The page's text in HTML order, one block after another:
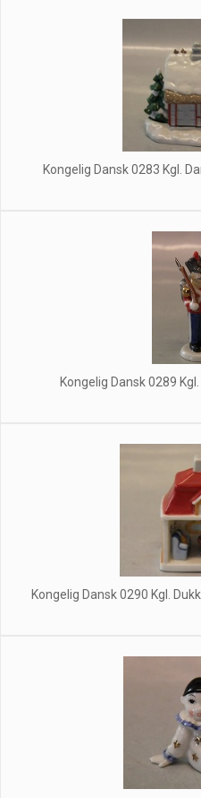
Kongelig Dansk 0283 Kgl.
Kongelig Dansk 0289
Kongelig Dansk 0290 Kgl.